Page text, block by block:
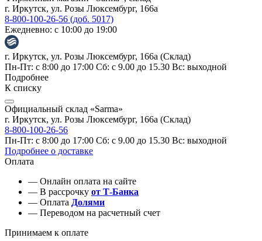
г. Иркутск, ул. Розы Люксембург, 166а
8-800-100-26-56 (доб. 5017)
Ежедневно: с 10:00 до 19:00
г. Иркутск, ул. Розы Люксембург, 166а (Склад)
Пн-Пт: с 8:00 до 17:00 Сб: с 9.00 до 15.30 Вс: выходной
Подробнее
К списку
Официальный склад «Sarma»
г. Иркутск, ул. Розы Люксембург, 166а (Склад)
8-800-100-26-56
Пн-Пт: с 8:00 до 17:00 Сб: с 9.00 до 15.30 Вс: выходной
Подробнее о доставке
Оплата
— Онлайн оплата на сайте
— В рассрочку от Т-Банка
— Оплата Долями
— Переводом на расчетный счет
Принимаем к оплате